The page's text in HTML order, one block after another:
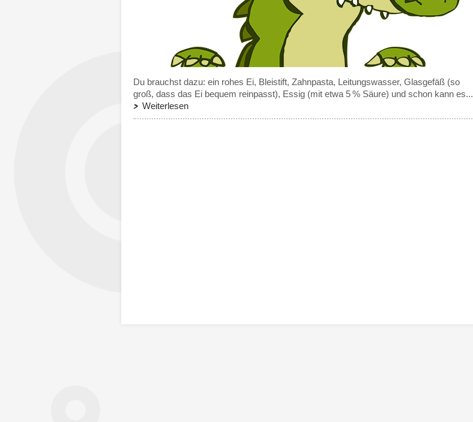
Du brauchst dazu: ein rohes Ei, Bleistift, Zahnpasta, Leitungswasser, Glasgefäß (so
groß, dass das Ei bequem reinpasst), Essig (mit etwa 5 % Säure) und schon kann es...
Weiterlesen